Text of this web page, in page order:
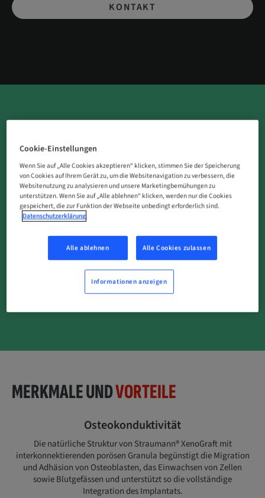
KONTAKT
Der perfekte Allrounder für eine erfolgreiche
Knochen- und Geweberegeneration.
Straumann® XenoGraft:
Langzeitvolumenstabilität
Erfolgreiche Anwendung in mehr als 500.000 Fällen
MERKMALE UNDVORTEILE
Osteokonduktivität
Die natürliche Struktur von Straumann® XenoGraft mit
interkonnektierenden porösen Granula begünstigt die Migration
und Adhäsion von Osteoblasten, das Einwachsen von Zellen
sowie Blutgefässen und unterstützt so die vollständige
Integration des Implantats.
Cookie-Einstellungen
Wenn Sie auf „Alle Cookies akzeptieren“ klicken, stimmen Sie der Speicherung
von Cookies auf Ihrem Gerät zu, um die Websitenavigation zu verbessern, die
Websitenutzung zu analysieren und unsere Marketingbemühungen zu
unterstützen. Wenn Sie auf „Alle ablehnen“ klicken, werden nur die Cookies
gespeichert, die zur Funktion der Webseite unbedingt erforderlich sind.
Datenschutzerklärung
Alle ablehnen Alle Cookies zulassen
Informationen anzeigen